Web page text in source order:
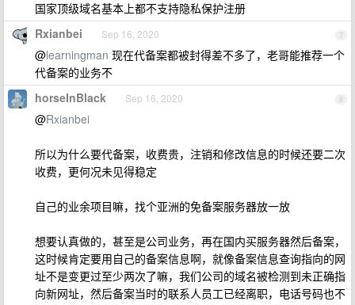
国家顶级域名基本上都不支持隐私保护注册
7
Rxianbei Sep 16, 2020
@learningman 现在代备案都被封得差不多了，老哥能推荐一个
代备案的业务不
8
horseInBlack Sep 16, 2020
@Rxianbei
所以为什么要代备案，收费贵，注销和修改信息的时候还要二次
收费，更何况未见得稳定
自己的业余项目嘛，找个亚洲的免备案服务器放一放
想要认真做的，甚至是公司业务，再在国内买服务器然后备案，
这时候肯定要用自己的备案信息啊，就像备案信息查询指向的网
址不是变更过至少两次了嘛，我们公司的域名被检测到未正确指
向新网址，然后备案当时的联系人员工已经离职，电话号码也不